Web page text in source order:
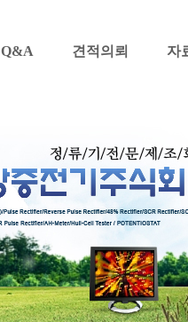
Q&A 견적의뢰 자